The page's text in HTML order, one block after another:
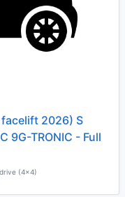
2026) S
9G-TRONIC - Full
(4x4)